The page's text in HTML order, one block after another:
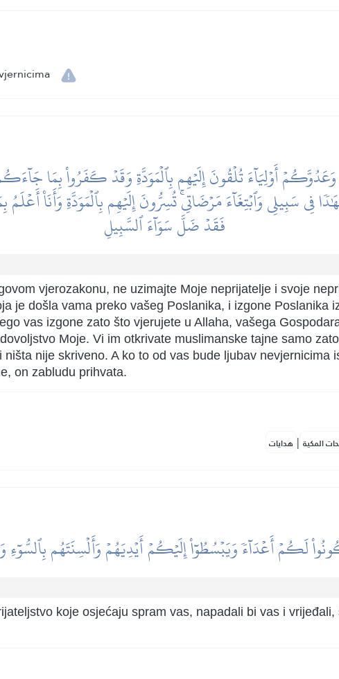
أَوۡلِيَآءَ تُلۡقُونَ إِلَيۡهِم بِٱلۡمَوَدَّةِ وَقَدۡ كَفَرُواْ بِمَا
فِي سَبِيلِي وَٱبۡتِغَآءَ مَرۡضَاتِيۚ تُسِرُّونَ إِلَيۡهِم بِٱلۡمَوَدَّةِ وَأَنَا۠
فَقَدۡ ضَلَّ سَوَآءَ ٱلسَّبِيلِ
vjerozakonu, ne uzimajte Moje neprijatelje i svoje
je došla vama preko vašeg Poslanika, i izgone Poslanika
vas izgone zato što vjerujete u Allaha, vašega
Moje. Vi im otkrivate muslimanske tajne samo
nije skriveno. A ko to od vas bude ljubav nevjernicima
on zabludu prihvata.
المكية | هدايات
لَكُمۡ أَعۡدَآءٗ وَيَبۡسُطُوٓاْ إِلَيۡكُمۡ أَيۡدِيَهُمۡ وَأَلۡسِنَتَهُم
koje osjećaju spram vas, napadali bi vas i